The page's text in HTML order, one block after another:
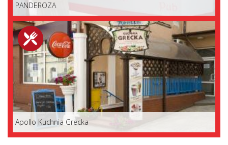
PANDEROZA
Apollo Kuchnia Grecka